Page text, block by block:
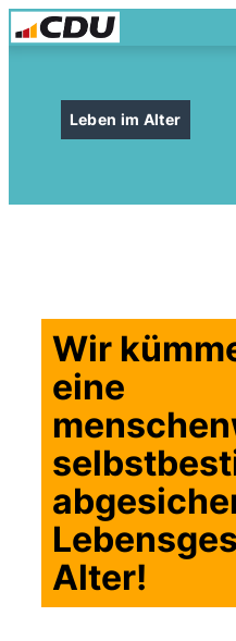
Leben im Alter
Wir
eine
Alter!